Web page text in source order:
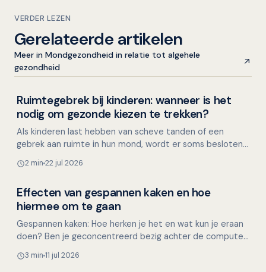
VERDER LEZEN
Gerelateerde artikelen
Meer in Mondgezondheid in relatie tot algehele
gezondheid
Kinderen en mondgezondheid
Ruimtegebrek bij kinderen: wanneer is het
nodig om gezonde kiezen te trekken?
Als kinderen last hebben van scheve tanden of een
gebrek aan ruimte in hun mond, wordt er soms besloten
i…
2 min 22 jul 2026
Mondgezondheid in relatie tot algehele gezondheid
Effecten van gespannen kaken en hoe
hiermee om te gaan
Gespannen kaken: Hoe herken je het en wat kun je eraan
doen? Ben je geconcentreerd bezig achter de computer,
3 min 11 jul 2026